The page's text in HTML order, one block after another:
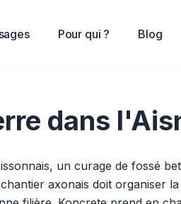
Pour qui ? Blog
dans
un curage de fossé
axonais doit organiser